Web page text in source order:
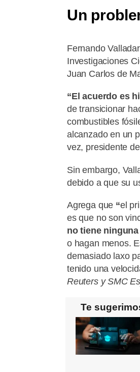
Un
Fernando
Investigaciones
Juan Carlos de
“El acuerdo es
de transicionar
combustibles
alcanzado en un
vez, presidente
Sin embargo,
debido a que su
Agrega que “el
es que no son
no tiene
o hagan menos.
demasiado laxo
tenido una
Reuters y SMC
Te